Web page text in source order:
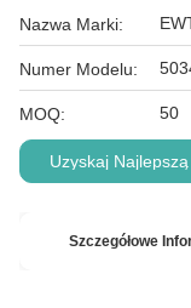
Nazwa Marki:
Numer Modelu:
MOQ: 50
Uzyskaj
Szczegółowe